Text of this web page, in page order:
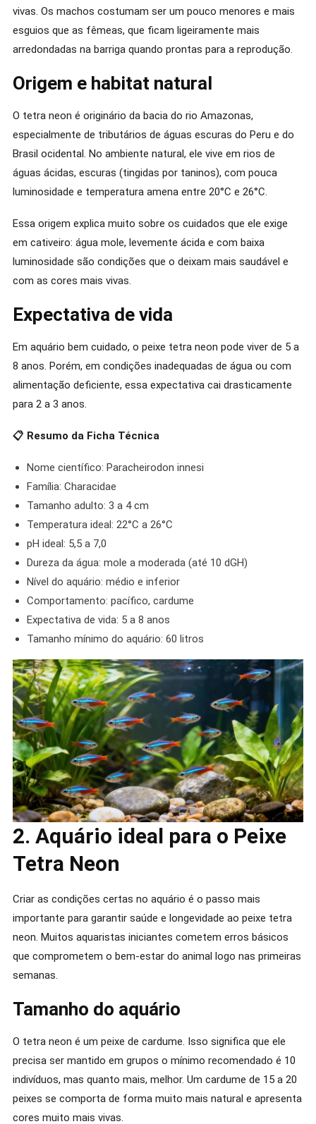
vivas. Os machos costumam ser um pouco menores e mais
esguios que as fêmeas, que ficam ligeiramente mais
arredondadas na barriga quando prontas para a reprodução.
Origem e habitat natural
O tetra neon é originário da bacia do rio Amazonas,
especialmente de tributários de águas escuras do Peru e do
Brasil ocidental. No ambiente natural, ele vive em rios de
águas ácidas, escuras (tingidas por taninos), com pouca
luminosidade e temperatura amena entre 20°C e 26°C.
Essa origem explica muito sobre os cuidados que ele exige
em cativeiro: água mole, levemente ácida e com baixa
luminosidade são condições que o deixam mais saudável e
com as cores mais vivas.
Expectativa de vida
Em aquário bem cuidado, o peixe tetra neon pode viver de 5 a
8 anos. Porém, em condições inadequadas de água ou com
alimentação deficiente, essa expectativa cai drasticamente
para 2 a 3 anos.
📋 Resumo da Ficha Técnica
Nome científico: Paracheirodon innesi
Família: Characidae
Tamanho adulto: 3 a 4 cm
Temperatura ideal: 22°C a 26°C
pH ideal: 5,5 a 7,0
Dureza da água: mole a moderada (até 10 dGH)
Nível do aquário: médio e inferior
Comportamento: pacífico, cardume
Expectativa de vida: 5 a 8 anos
Tamanho mínimo do aquário: 60 litros
2. Aquário ideal para o Peixe
Tetra Neon
Criar as condições certas no aquário é o passo mais
importante para garantir saúde e longevidade ao peixe tetra
neon. Muitos aquaristas iniciantes cometem erros básicos
que comprometem o bem-estar do animal logo nas primeiras
semanas.
Tamanho do aquário
O tetra neon é um peixe de cardume. Isso significa que ele
precisa ser mantido em grupos o mínimo recomendado é 10
indivíduos, mas quanto mais, melhor. Um cardume de 15 a 20
peixes se comporta de forma muito mais natural e apresenta
cores muito mais vivas.